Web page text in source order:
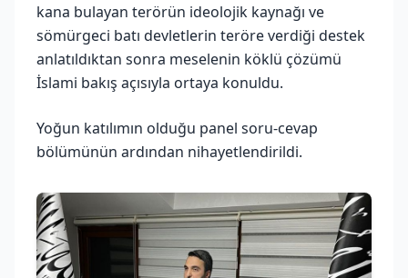
kana bulayan terörün ideolojik kaynağı ve
sömürgeci batı devletlerin teröre verdiği destek
anlatıldıktan sonra meselenin köklü çözümü
İslami bakış açısıyla ortaya konuldu.
Yoğun katılımın olduğu panel soru-cevap
bölümünün ardından nihayetlendirildi.